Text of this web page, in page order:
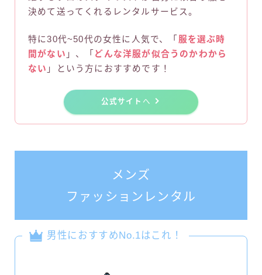
決めて送ってくれるレンタルサービス。
特に30代~50代の女性に人気で、「 服を選ぶ時
間がない 」、「 どんな洋服が似合うのかわから
ない 」という方におすすめです！
公式サイト へ
メンズ
ファッションレンタル
男性におすすめNo.1はこれ！